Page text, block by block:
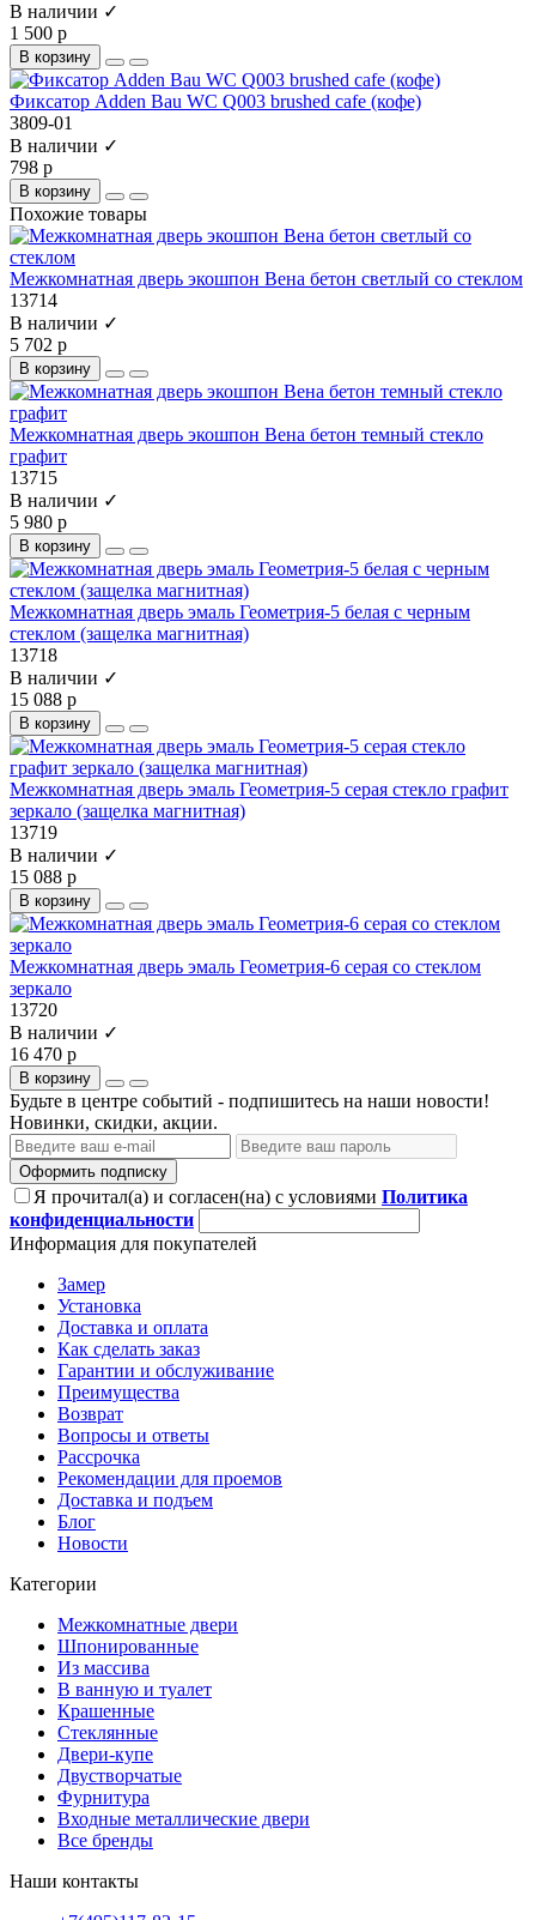
В наличии ✓
1 500 р
В корзину
Фиксатор Adden Bau WC Q003 brushed cafe (кофе)
3809-01
В наличии ✓
798 р
В корзину
Похожие товары
Межкомнатная дверь экошпон Вена бетон светлый со стеклом
13714
В наличии ✓
5 702 р
В корзину
Межкомнатная дверь экошпон Вена бетон темный стекло
графит
13715
В наличии ✓
5 980 р
В корзину
Межкомнатная дверь эмаль Геометрия-5 белая с черным
стеклом (защелка магнитная)
13718
В наличии ✓
15 088 р
В корзину
Межкомнатная дверь эмаль Геометрия-5 серая стекло графит
зеркало (защелка магнитная)
13719
В наличии ✓
15 088 р
В корзину
Межкомнатная дверь эмаль Геометрия-6 серая со стеклом
зеркало
13720
В наличии ✓
16 470 р
В корзину
Будьте в центре событий - подпишитесь на наши новости!
Новинки, скидки, акции.
Оформить подписку
Я прочитал(а) и согласен(на) с условиями Политика
конфиденциальности
Информация для покупателей
Замер
Установка
Доставка и оплата
Как сделать заказ
Гарантии и обслуживание
Преимущества
Возврат
Вопросы и ответы
Рассрочка
Рекомендации для проемов
Доставка и подъем
Блог
Новости
Категории
Межкомнатные двери
Шпонированные
Из массива
В ванную и туалет
Крашенные
Стеклянные
Двери-купе
Двустворчатые
Фурнитура
Входные металлические двери
Все бренды
Наши контакты